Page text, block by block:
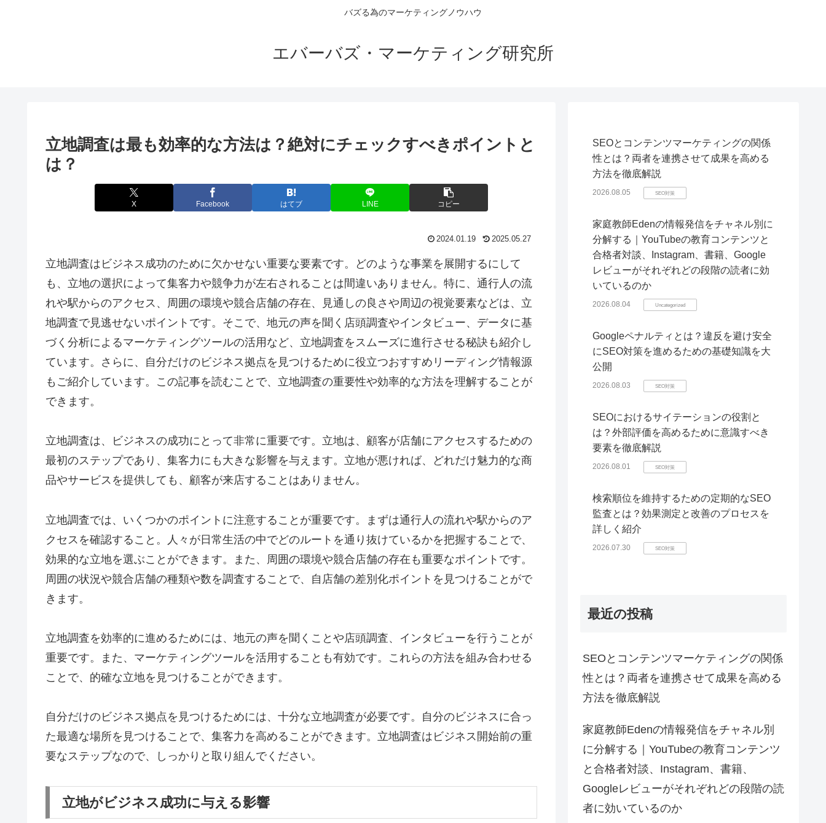
バズる為のマーケティングノウハウ
エバーバズ・マーケティング研究所
立地調査は最も効率的な方法は？絶対にチェックすべきポイントと
は？
X Facebook はてブ LINE コピー
2024.01.19 2025.05.27
立地調査はビジネス成功のために欠かせない重要な要素です。どのような事業を展開するにして
も、立地の選択によって集客力や競争力が左右されることは間違いありません。特に、通行人の流
れや駅からのアクセス、周囲の環境や競合店舗の存在、見通しの良さや周辺の視覚要素などは、立
地調査で見逃せないポイントです。そこで、地元の声を聞く店頭調査やインタビュー、データに基
づく分析によるマーケティングツールの活用など、立地調査をスムーズに進行させる秘訣も紹介し
ています。さらに、自分だけのビジネス拠点を見つけるために役立つおすすめリーディング情報源
もご紹介しています。この記事を読むことで、立地調査の重要性や効率的な方法を理解することが
できます。
立地調査は、ビジネスの成功にとって非常に重要です。立地は、顧客が店舗にアクセスするための
最初のステップであり、集客力にも大きな影響を与えます。立地が悪ければ、どれだけ魅力的な商
品やサービスを提供しても、顧客が来店することはありません。
立地調査では、いくつかのポイントに注意することが重要です。まずは通行人の流れや駅からのア
クセスを確認すること。人々が日常生活の中でどのルートを通り抜けているかを把握することで、
効果的な立地を選ぶことができます。また、周囲の環境や競合店舗の存在も重要なポイントです。
周囲の状況や競合店舗の種類や数を調査することで、自店舗の差別化ポイントを見つけることがで
きます。
立地調査を効率的に進めるためには、地元の声を聞くことや店頭調査、インタビューを行うことが
重要です。また、マーケティングツールを活用することも有効です。これらの方法を組み合わせる
ことで、的確な立地を見つけることができます。
自分だけのビジネス拠点を見つけるためには、十分な立地調査が必要です。自分のビジネスに合っ
た最適な場所を見つけることで、集客力を高めることができます。立地調査はビジネス開始前の重
要なステップなので、しっかりと取り組んでください。
立地がビジネス成功に与える影響
SEOとコンテンツマーケティングの関係
性とは？両者を連携させて成果を高める
方法を徹底解説
2026.08.05 SEO対策
家庭教師Edenの情報発信をチャネル別に
分解する｜YouTubeの教育コンテンツと
合格者対談、Instagram、書籍、Google
レビューがそれぞれどの段階の読者に効
いているのか
2026.08.04 Uncategorized
Googleペナルティとは？違反を避け安全
にSEO対策を進めるための基礎知識を大
公開
2026.08.03 SEO対策
SEOにおけるサイテーションの役割と
は？外部評価を高めるために意識すべき
要素を徹底解説
2026.08.01 SEO対策
検索順位を維持するための定期的なSEO
監査とは？効果測定と改善のプロセスを
詳しく紹介
2026.07.30 SEO対策
最近の投稿
SEOとコンテンツマーケティングの関係
性とは？両者を連携させて成果を高める
方法を徹底解説
家庭教師Edenの情報発信をチャネル別
に分解する｜YouTubeの教育コンテンツ
と合格者対談、Instagram、書籍、
Googleレビューがそれぞれどの段階の読
者に効いているのか